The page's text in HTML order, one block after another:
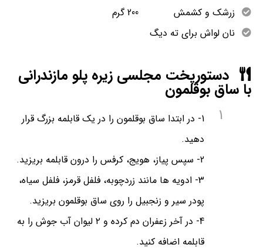
زرشک و کشمش 200 گرم
نان لواش برای ته دیگ
دستورپخت مجلسی زیره پلو مازندرانی
با ساق بوقلمون
1
1- در ابتدا ساق بوقلمون را در یک قابلمه بزرگ قرار
دهید.
2- سپس پیاز، هویج، کرفس را درون قابلمه بریزید.
3- ادویه ها مانند زردچوبه، فلفل قرمز، فلفل سیاه،
پودر سیر و زنجبیل را روی ساق بوقلمون بریزید.
4- در آخر زعفران دم کرده و ۲ لیوان آب جوش را به
قابلمه اضافه کنید.